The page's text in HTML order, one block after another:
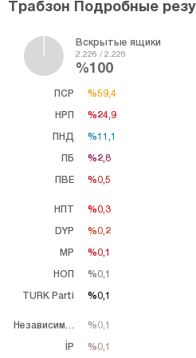
Трабзон Подробные
Вскрытые ящики
2.226 / 2.226
%100
ПСР
НРП
ПНД
ПБ
ПВЕ
%59,4
%24,9
%11,1
%2,8
%0,5
%59,4
%24,9
%11,1
%2,8
%0,5
НПТ
DYP
MP
НОП
TURK Parti
%0,3
%0,2
%0,1
%0,1
%0,1
%0,3
%0,2
%0,1
%0,1
%0,1
Независимый
İP
%0,1
%0,1
%0,1
%0,1